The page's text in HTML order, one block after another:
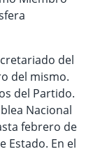
del
del mismo.
del Partido.
Nacional
febrero de
Estado. En el